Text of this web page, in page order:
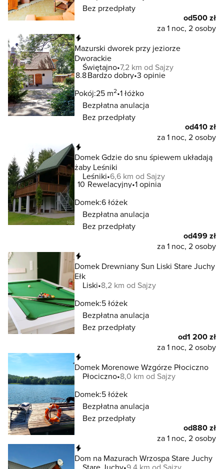
Bez przedpłaty
od500 zł
za 1 noc, 2 osoby
Mazurski dworek przy jeziorze
Dworackie
Świętajno 7,2 km od Sajzy
8.8Bardzo dobry 3 opinie
Pokój:25 m2 1 łóżko
Bezpłatna anulacja
Bez przedpłaty
od410 zł
za 1 noc, 2 osoby
Domek Gdzie do snu śpiewem układają
żaby Leśniki
Leśniki 6,6 km od Sajzy
10 Rewelacyjny 1 opinia
Domek:6 łóżek
Bezpłatna anulacja
Bez przedpłaty
od499 zł
za 1 noc, 2 osoby
Domek Drewniany Sun Liski Stare Juchy
Ełk
Liski 8,2 km od Sajzy
Domek:5 łóżek
Bezpłatna anulacja
Bez przedpłaty
od1 200 zł
za 1 noc, 2 osoby
Domek Morenowe Wzgórze Płociczno
Płociczno 8,0 km od Sajzy
Domek:5 łóżek
Bezpłatna anulacja
Bez przedpłaty
od880 zł
za 1 noc, 2 osoby
Dom na Mazurach Wrzospa Stare Juchy